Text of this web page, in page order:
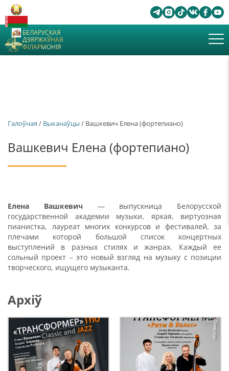
БЕЛАРУСКАЯ
ДЗЯРЖАЎНАЯ
ФІЛАРМОНІЯ
Галоўная / Выканаўцы / Вашкевич Елена (фортепиано)
Вашкевич Елена (фортепиано)
Елена Вашкевич — выпускница Белорусской
государственной академии музыки, яркая, виртуозная
пианистка, лауреат многих конкурсов и фестивалей, за
плечами которой большой список концертных
выступлений в разных стилях и жанрах. Каждый ее
сольный проект – это новый взгляд на музыку с позиции
творческого, ищущего музыканта.
Архіў